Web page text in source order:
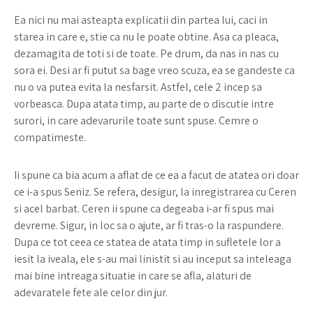
Ea nici nu mai asteapta explicatii din partea lui, caci in
starea in care e, stie ca nu le poate obtine. Asa ca pleaca,
dezamagita de toti si de toate. Pe drum, da nas in nas cu
sora ei. Desi ar fi putut sa bage vreo scuza, ea se gandeste ca
nu o va putea evita la nesfarsit. Astfel, cele 2 incep sa
vorbeasca. Dupa atata timp, au parte de o discutie intre
surori, in care adevarurile toate sunt spuse. Cemre o
compatimeste.
Ii spune ca bia acum a aflat de ce ea a facut de atatea ori doar
ce i-a spus Seniz. Se refera, desigur, la inregistrarea cu Ceren
si acel barbat. Ceren ii spune ca degeaba i-ar fi spus mai
devreme. Sigur, in loc sa o ajute, ar fi tras-o la raspundere.
Dupa ce tot ceea ce statea de atata timp in sufletele lor a
iesit la iveala, ele s-au mai linistit si au inceput sa inteleaga
mai bine intreaga situatie in care se afla, alaturi de
adevaratele fete ale celor din jur.